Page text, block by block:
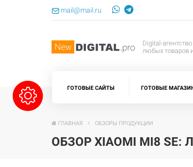
mail@mail.ru
Digital-
любых товаров
ГОТОВЫЕ САЙТЫ ГОТОВЫЕ
ГЛАВНАЯ ОБЗОРЫ ПРОДУКЦИИ
ОБЗОР XIAOMI MI8